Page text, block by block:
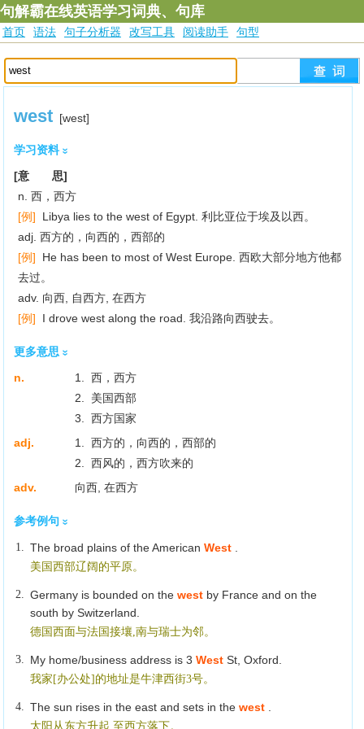
句解霸在线英语学习词典、句库
首页 语法 句子分析器 改写工具 阅读助手 句型
west [west]
学习资料
[意 思]
n. 西，西方
[例] Libya lies to the west of Egypt. 利比亚位于埃及以西。
adj. 西方的，向西的，西部的
[例] He has been to most of West Europe. 西欧大部分地方他都
去过。
adv. 向西, 自西方, 在西方
[例] I drove west along the road. 我沿路向西驶去。
更多意思
n.
1. 西，西方
2. 美国西部
3. 西方国家
adj.
1. 西方的，向西的，西部的
2. 西风的，西方吹来的
adv.
向西, 在西方
参考例句
1. The broad plains of the American West
美国西部辽阔的平原。
2. Germany is bounded on the west by France and on the
south by Switzerland.
德国西面与法国接壤,南与瑞士为邻。
3. My home/business address is 3 WestSt, Oxford.
我家[办公处]的地址是牛津西街3号。
4. The sun rises in the east and sets in the west
太阳从东方升起,至西方落下。